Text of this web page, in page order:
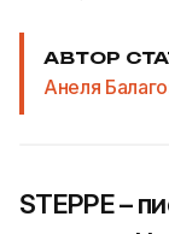
АВТОР
Анеля
STEPPE –